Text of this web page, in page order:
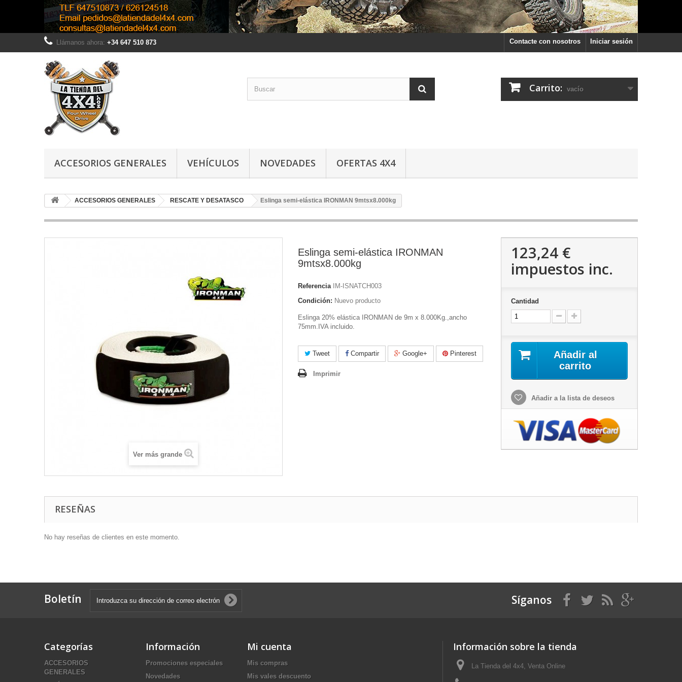
Iniciar sesión
Contacte con nosotros
Llámanos ahora: +34 647 510 873
Carrito: vacío
ACCESORIOS GENERALES VEHÍCULOS NOVEDADES OFERTAS 4X4
ACCESORIOS GENERALES RESCATE Y DESATASCO Eslinga semi-elástica IRONMAN 9mtsx8.000kg
Ver más grande
Eslinga semi-elástica IRONMAN
9mtsx8.000kg
Referencia
IM-ISNATCH003
Condición: Nuevo producto
Eslinga 20% elástica IRONMAN de 9m x 8.000Kg.,ancho
75mm.IVA incluido.
Tweet Compartir Google+ Pinterest
Imprimir
123,24 €
impuestos inc.
Cantidad
Añadir al
carrito
Añadir a la lista de deseos
RESEÑAS
No hay reseñas de clientes en este momento.
Boletín Síganos
Categorías
ACCESORIOS
GENERALES
Información
Promociones especiales
Novedades
Mi cuenta
Mis compras
Mis vales descuento
Información sobre la tienda
La Tienda del 4x4, Venta Online